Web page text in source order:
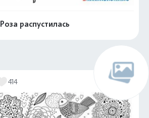
Роза распустилась
414